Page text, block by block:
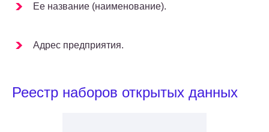
Ее название (наименование).
Адрес предприятия.
Реестр наборов открытых данных